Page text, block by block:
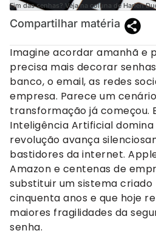
Fim das senhas? Veja na coluna de Harlen
Compartilhar matéria
Imagine acordar amanhã e
precisa mais decorar
banco, o email, as redes
empresa. Parece um
transformação já começou.
Inteligência Artificial
revolução avança
bastidores da internet.
Amazon e centenas de
substituir um sistema criado
cinquenta anos e que hoje
maiores fragilidades da
senha.